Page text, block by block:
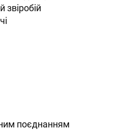
звіробій
поєднанням